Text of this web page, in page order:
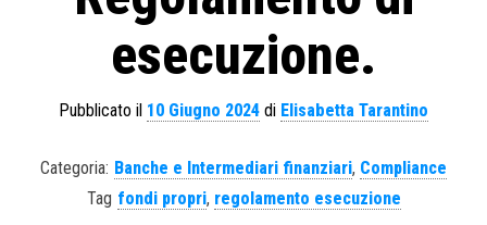
esecuzione.
Pubblicato il 10 Giugno 2024 di Elisabetta Tarantino
Categoria: Banche e Intermediari finanziari, Compliance
Tag fondi propri, regolamento esecuzione